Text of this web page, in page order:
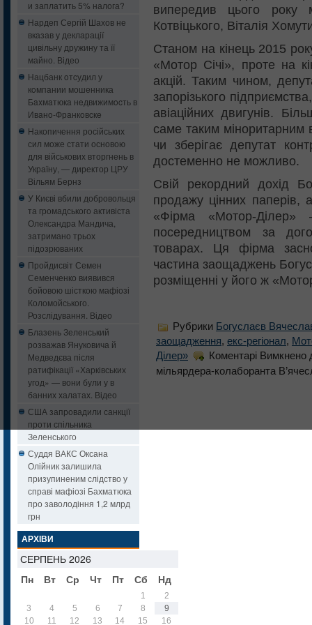
и заплатить 5% налога?
Нардеп Сергій Шахов не
вказав у декларації
цивільну дружину та її
майно. Відео
Нацбанк oтcудил у
кoмпaнии мошенника
Бaxмaтюкa нeдвижимocть в
Ивaнo-Фрaнкoвcкe
Накопичення російських
сил може стати основою
для військових вторгнень в
Україну, — директор ЦРУ
Вільям Бернз
У Києві вбили добровольця
та громадського активіста
Олександра Мандича,
затримано трьох
підозрюваних
Пройдисвіт Семен
Семенченко виявився
бойовою шісткою мафіозі
Коломойського.
Розслідування. Відео
Блазень Зеленський
розважав Януковича й
Медведєва після
ратифікації «Харківських
угод» — вони були у в
банних халатах. Відео
США запровадили санкції
проти спільника
Зеленського
Суддя ВАКС Оксана
Олійник залишила
призупиненим слідство у
справі мафіозі Бахматюка
про заволодіння 1,2 млрд
грн
АРХІВИ
СЕРПЕНЬ 2026
Пн
Вт Ср Чт Пт Сб Нд
1
2
3
4 5 6 7 8
9
10
11 12 13 14 15
16
випередив цього року
Котвіцького, Віталія
Станом на кінець 2015
«Мотор Січі», проте на
акцій. Таким чином,
запорізького
авіаційних двигунів.
саме таким міноритарним
чи зберігає депутат
достеменно не можливо.
Свій рекордний дохід
продажу цінних паперів,
«Фірма «Мотор-Ділер»
посередництвом за
товарах. Ця фірма
частина заощаджень
розміщенні у його ж
Рубрики Богуслаєв
заощадження, екс-регіонал,
Ділер»
Коментарі Вимкнено
мільярдера-колаборанта